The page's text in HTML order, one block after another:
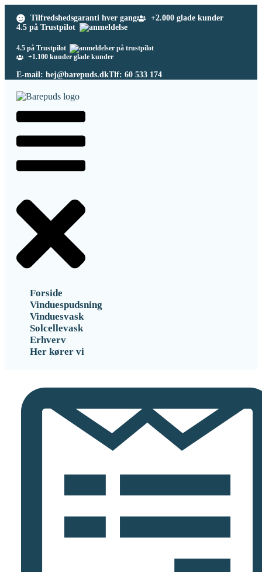
Tilfredshedsgaranti hver gang
+2.000 glade kunder
4.5 på Trustpilot
4.5 på Trustpilot
+1.100 kunder glade kunder
E-mail: hej@barepuds.dkTlf: 60 533 174
Forside
Vinduespudsning
Vinduesvask
Solcellevask
Erhverv
Her kører vi